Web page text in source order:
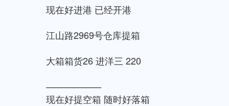
现在好进港 已经开港
江山路2969号仓库提箱
大箱箱货26 进洋三 220
——————
现在好提空箱 随时好落箱